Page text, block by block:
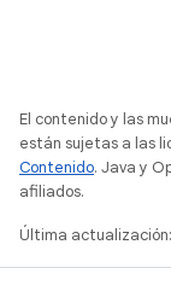
El contenido y las
están sujetas a las
Contenido. Java y
afiliados.
Última